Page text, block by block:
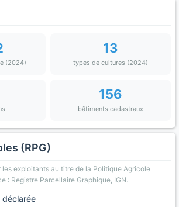
(2024)
13
types de cultures (2024)
156
bâtiments cadastraux
(RPG)
exploitants au titre de la Politique Agricole
: Registre Parcellaire Graphique, IGN.
déclarée